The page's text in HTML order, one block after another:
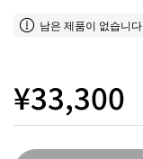
남은 제품이 없습니다
¥33,300